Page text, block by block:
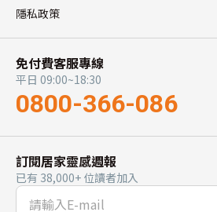
隱私政策
免付費客服專線
平日 09:00~18:30
0800-366-086
訂閱居家靈感週報
已有 38,000+ 位讀者加入